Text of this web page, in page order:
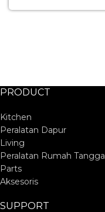
PRODUCT
Kitchen
Peralatan Dapur
Living
Peralatan Rumah Tangga
Parts
Aksesoris
SUPPORT